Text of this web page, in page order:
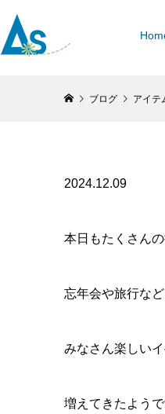
ブログ アイテ
2024.12.09
本日もたくさん
忘年会や旅行など
みなさん楽しい
増えてきたよう